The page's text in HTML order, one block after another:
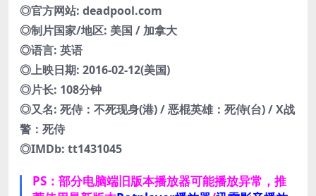
◎官方网站: deadpool.com
◎制片国家/地区: 美国 / 加拿大
◎语言: 英语
◎上映日期: 2016-02-12(美国)
◎片长: 108分钟
◎又名: 死侍：不死现身(港) / 恶棍英雄：死侍(台) / X战
警：死侍
◎IMDb: tt1431045
PS：部分电脑端旧版本播放器可能播放异常，推